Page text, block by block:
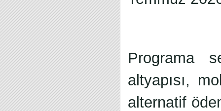
Programa
altyapısı,
alternatif